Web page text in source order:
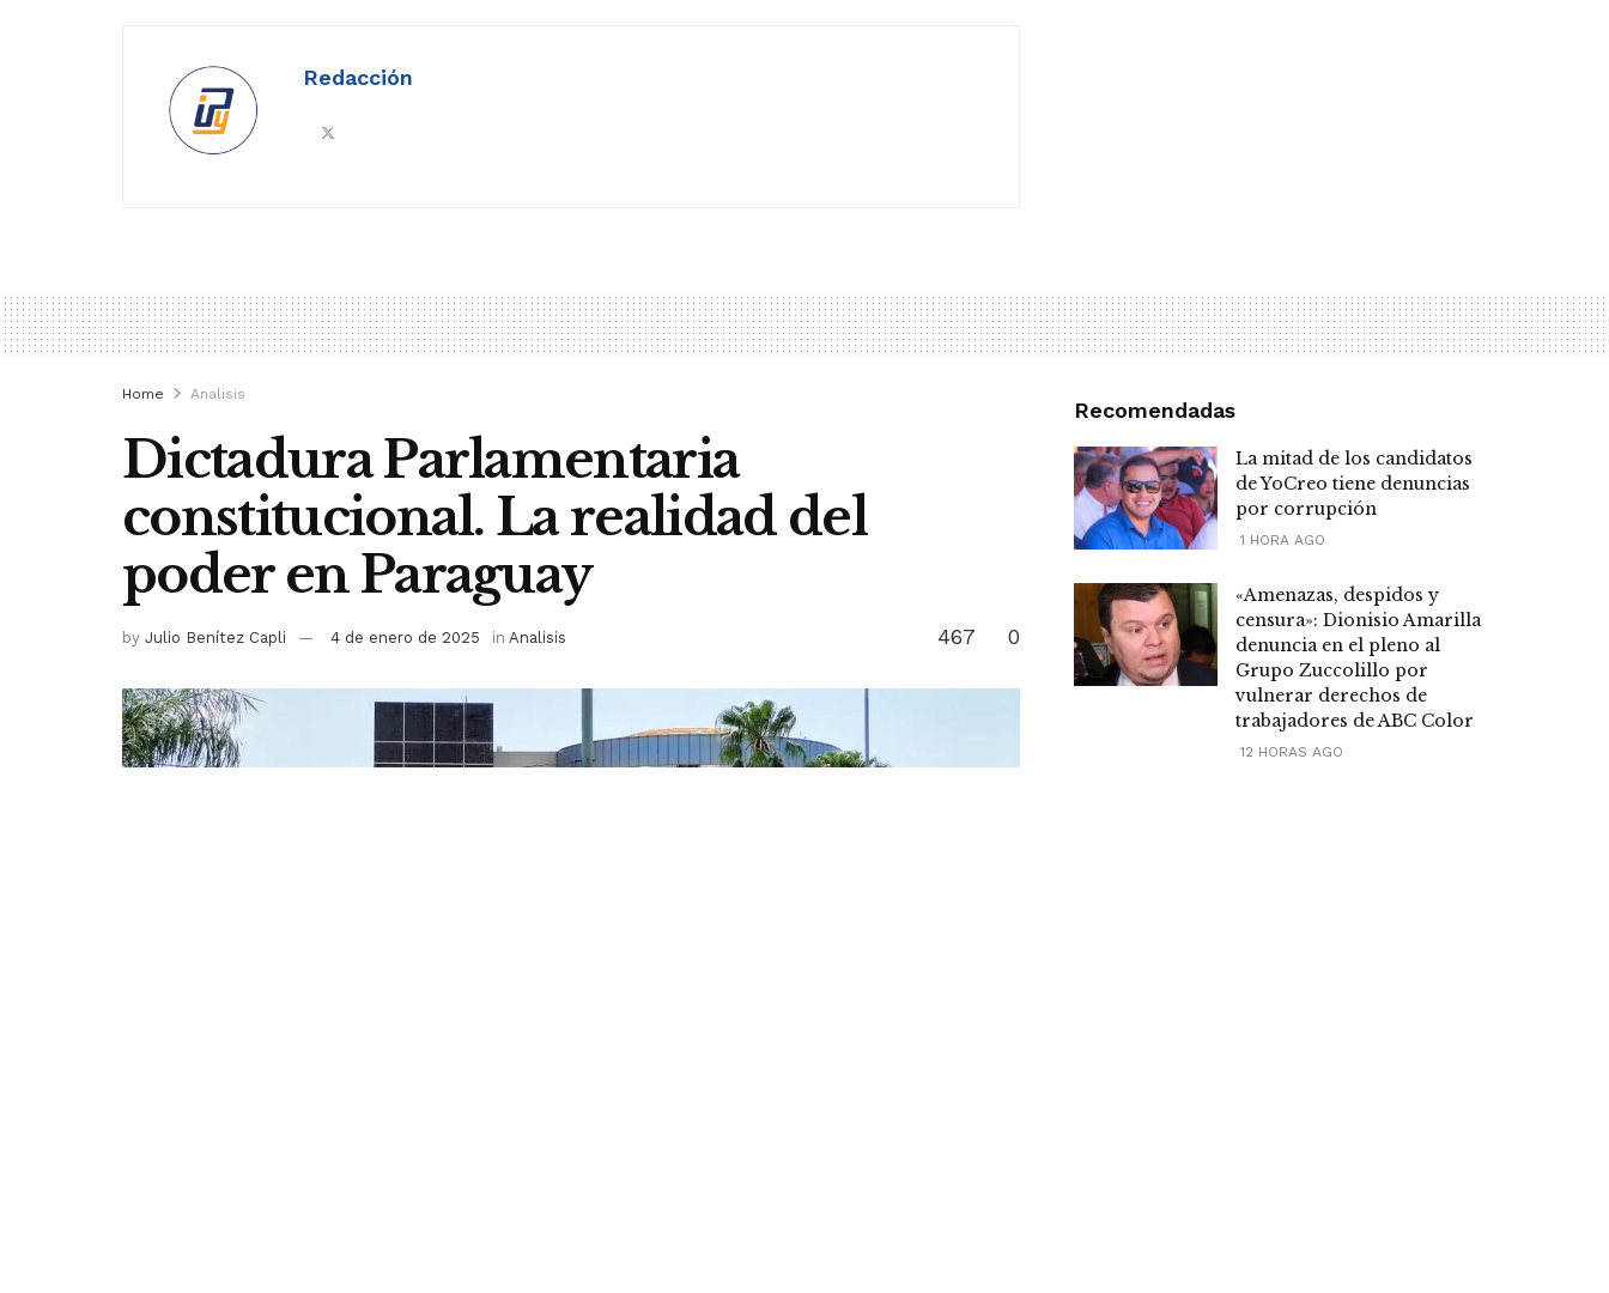
Redacción
Home Analisis
Dictadura Parlamentaria
constitucional. La realidad del
poder en Paraguay
by Julio Benítez Capli 4 de enero de 2025 in Analisis 467 0
Recomendadas
La mitad de los candidatos
de YoCreo tiene denuncias
por corrupción
1 HORA AGO
«Amenazas, despidos y
censura»: Dionisio Amarilla
denuncia en el pleno al
Grupo Zuccolillo por
vulnerar derechos de
trabajadores de ABC Color
12 HORAS AGO